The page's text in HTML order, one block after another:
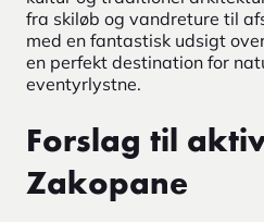
fra skiløb og vandreture til
med en fantastisk udsigt
en perfekt destination for
eventyrlystne.
Forslag til
Zakopane